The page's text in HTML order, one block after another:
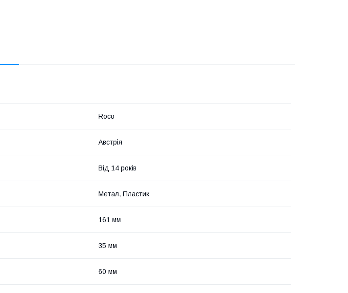
Roco
Австрія
Від 14 років
Метал, Пластик
161 мм
35 мм
60 мм